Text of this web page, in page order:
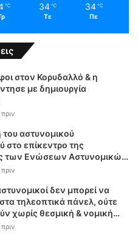
℃ 34 ℃
Τε
34 ℃
Πε
στον Κορυδαλλό & η
με δημιουργία
αστυνομικού
στο επίκεντρο της
των Ενώσεων Αστυνομικών
και Θεσσαλονίκης
δεν μπορεί να
τηλεοπτικά πάνελ, ούτε
χωρίς θεσμική & νομική